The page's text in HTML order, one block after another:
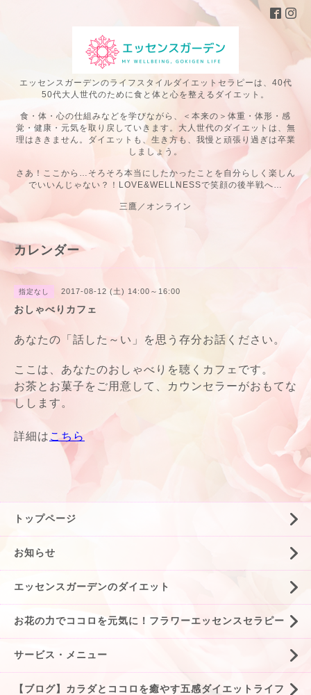
エッセンスガーデンのライフスタイルダイエットセラピーは、40代
50代大人世代のために食と体と心を整えるダイエット。
食・体・心の仕組みなどを学びながら、＜本来の＞体重・体形・感
覚・健康・元気を取り戻していきます。大人世代のダイエットは、無
理はききません。ダイエットも、生き方も、我慢と頑張り過ぎは卒業
しましょう。
さあ！ここから…そろそろ本当にしたかったことを自分らしく楽しん
でいいんじゃない？！LOVE&WELLNESSで笑顔の後半戦へ…
三鷹／オンライン
カレンダー
指定なし 2017-08-12 (土) 14:00～16:00
おしゃべりカフェ
あなたの「話した～い」を思う存分お話ください。
ここは、あなたのおしゃべりを聴くカフェです。
お茶とお菓子をご用意して、カウンセラーがおもてな
しします。
詳細は こちら
トップページ
お知らせ
エッセンスガーデンのダイエット
お花の力でココロを元気に！フラワーエッセンスセラピー
サービス・メニュー
【ブログ】カラダとココロを癒やす五感ダイエットライフ